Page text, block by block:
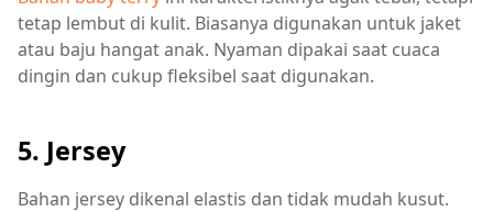
tetap lembut di kulit. Biasanya digunakan untuk jaket
atau baju hangat anak. Nyaman dipakai saat cuaca
dingin dan cukup fleksibel saat digunakan.
5. Jersey
Bahan jersey dikenal elastis dan tidak mudah kusut.